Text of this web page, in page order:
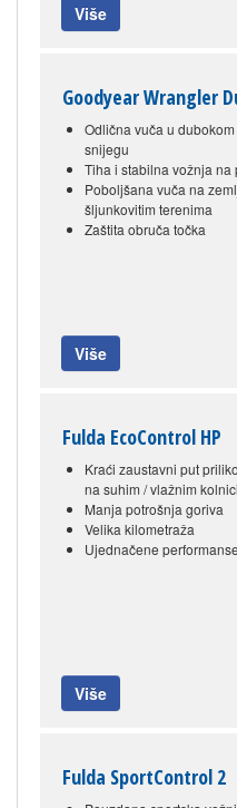
Više
Goodyear Wrangler
Odlična vuča u
snijegu
Tiha i stabilna vožnja na
Poboljšana vuča na
šljunkovitim terenima
Zaštita obruča točka
Više
Fulda EcoControl HP
Kraći zaustavni put
na suhim / vlažnim
Manja potrošnja goriva
Velika kilometraža
Ujednačene performanse
Više
Fulda SportControl 2